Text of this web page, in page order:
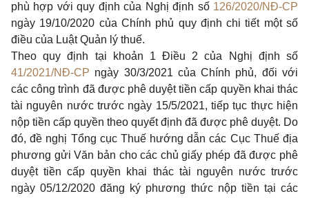
phù hợp với quy định của Nghị định số 126/2020/NĐ-CP
ngày 19/10/2020 của Chính phủ quy định chi tiết một số
điều của Luật Quản lý thuế.
Theo quy định tại
khoản 1 Điều 2 của Nghị định số
41/2021/NĐ-CP ngày 30/3/2021 của Chính phủ, đối với
các công trình đã được phê duyệt tiền cấp quyền khai thác
tài nguyên nước trước ngày 15/5/2021, tiếp tục thực hiện
nộp tiền cấp quyền theo quyết định đã được phê duyệt. Do
đó, đề nghị Tổng cục Thuế hướng dẫn các Cục Thuế địa
phương gửi Văn bản cho các chủ giấy phép đã được phê
duyệt tiền cấp quyền khai thác tài nguyên nước trước
ngày 05/12/2020 đăng ký phương thức nộp tiền tại các